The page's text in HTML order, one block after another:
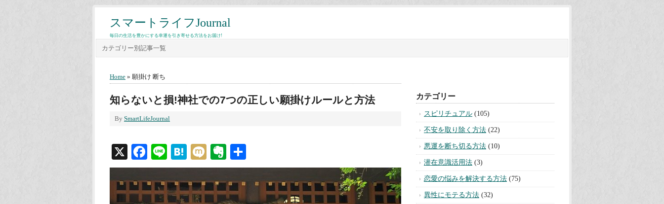
スマートライフJournal
毎日の生活を豊かにする幸運を引き寄せる方法をお届け!
カテゴリー別記事一覧
Home » 願掛け 断ち
知らないと損!神社での7つの正しい願掛けルールと方法
By SmartLifeJournal
X Facebook
LineHatenaMixiEvernote
有
カテゴリー
スピリチュアル (105)
不安を取り除く方法 (22)
悪運を断ち切る方法 (10)
潜在意識活用法 (3)
恋愛の悩みを解決する方法 (75)
異性にモテる方法 (32)